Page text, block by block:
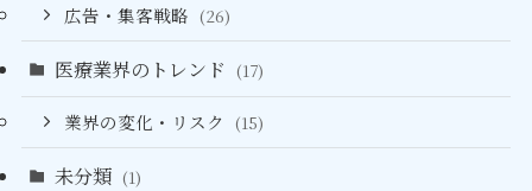
広告・集客戦略 (26)
医療業界のトレンド (17)
業界の変化・リスク (15)
未分類 (1)